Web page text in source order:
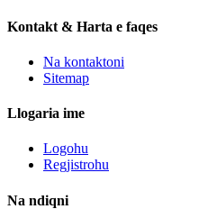
Kontakt & Harta e faqes
Na kontaktoni
Sitemap
Llogaria ime
Logohu
Regjistrohu
Na ndiqni